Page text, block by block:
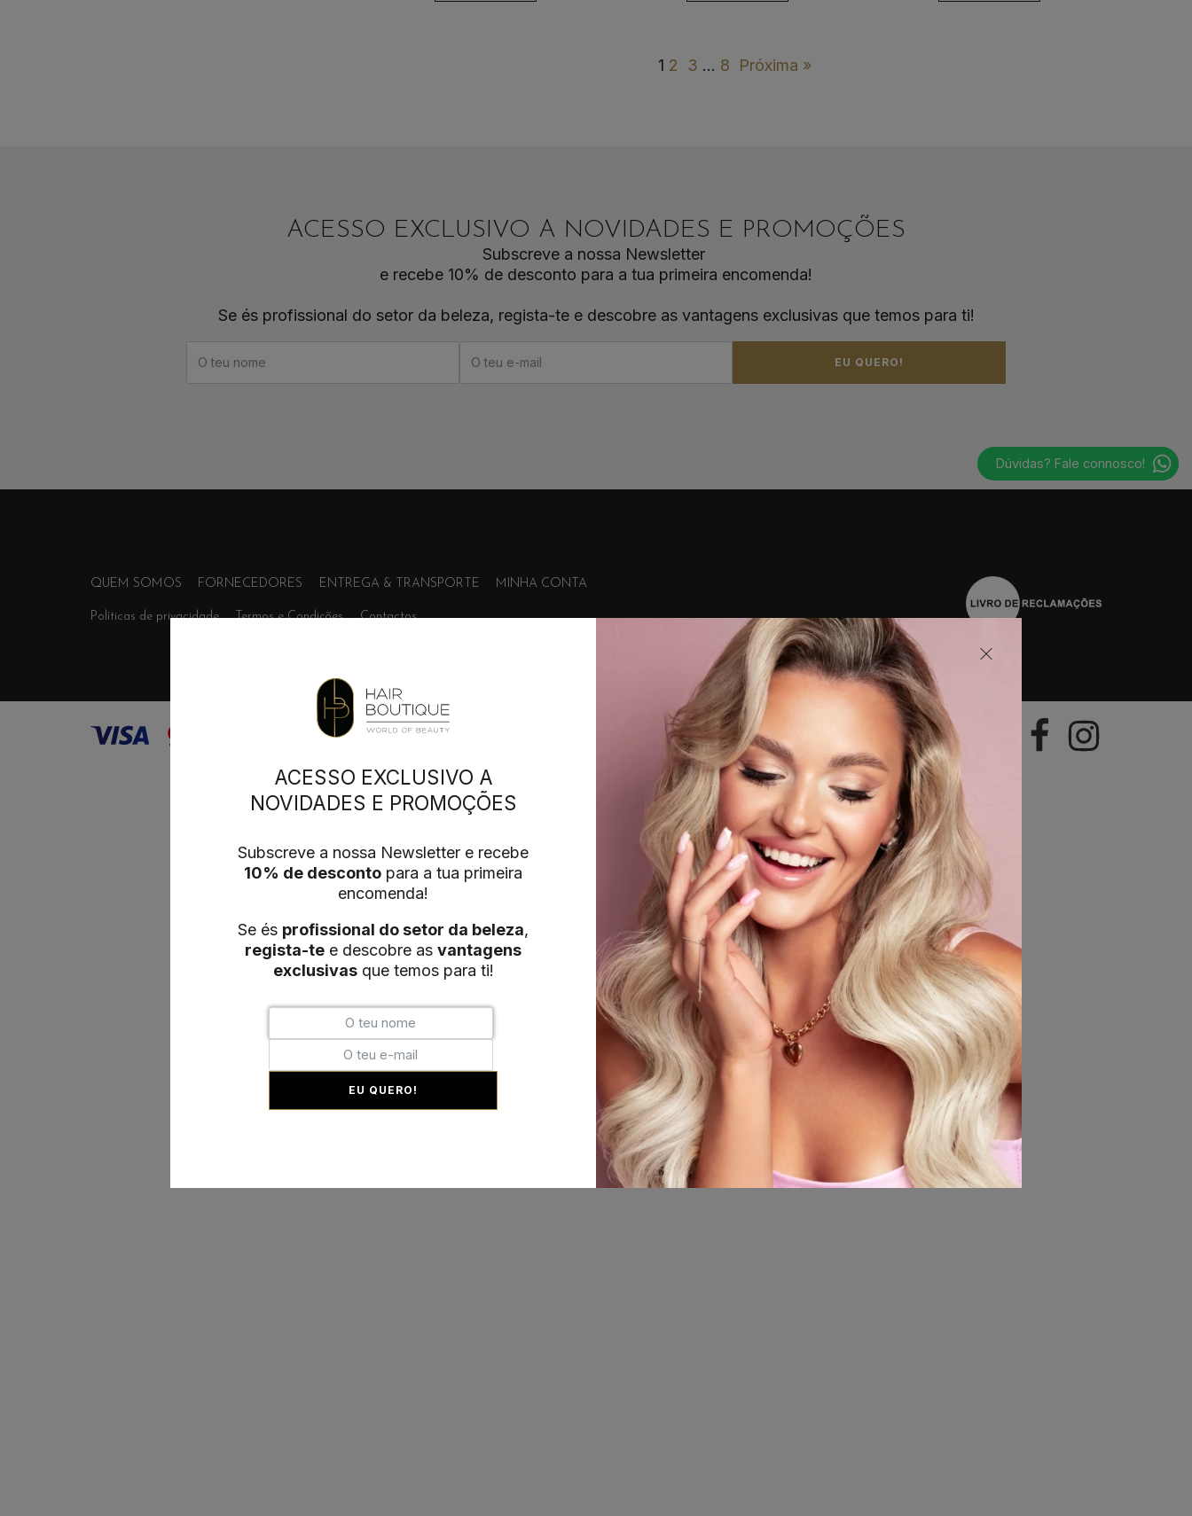
1 2 3 … 8 Próxima »
ACESSO EXCLUSIVO A NOVIDADES E PROMOÇÕES
Subscreve a nossa Newsletter
e recebe 10% de desconto para a tua primeira encomenda!
Se és profissional do setor da beleza, regista-te e descobre as vantagens exclusivas que temos para ti!
EU QUERO!
Dúvidas? Fale connosco!
QUEM SOMOS FORNECEDORES ENTREGA & TRANSPORTE MINHA CONTA
Políticas de privacidade Termos e Condições Contactos
+351 215 854 942
(Chamada para rede fixa nacional)
geral@hairboutique.pt
MAB-Digital
ACESSO EXCLUSIVO A
NOVIDADES E PROMOÇÕES
Subscreve a nossa Newsletter e recebe
10% de desconto para a tua primeira
encomenda!
Se és profissional do setor da beleza,
regista-te e descobre as vantagens
exclusivasque temos para ti!
EU QUERO!